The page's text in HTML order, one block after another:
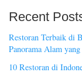
Recent
Restoran Terbaik di
Panorama Alam
10 Restoran di